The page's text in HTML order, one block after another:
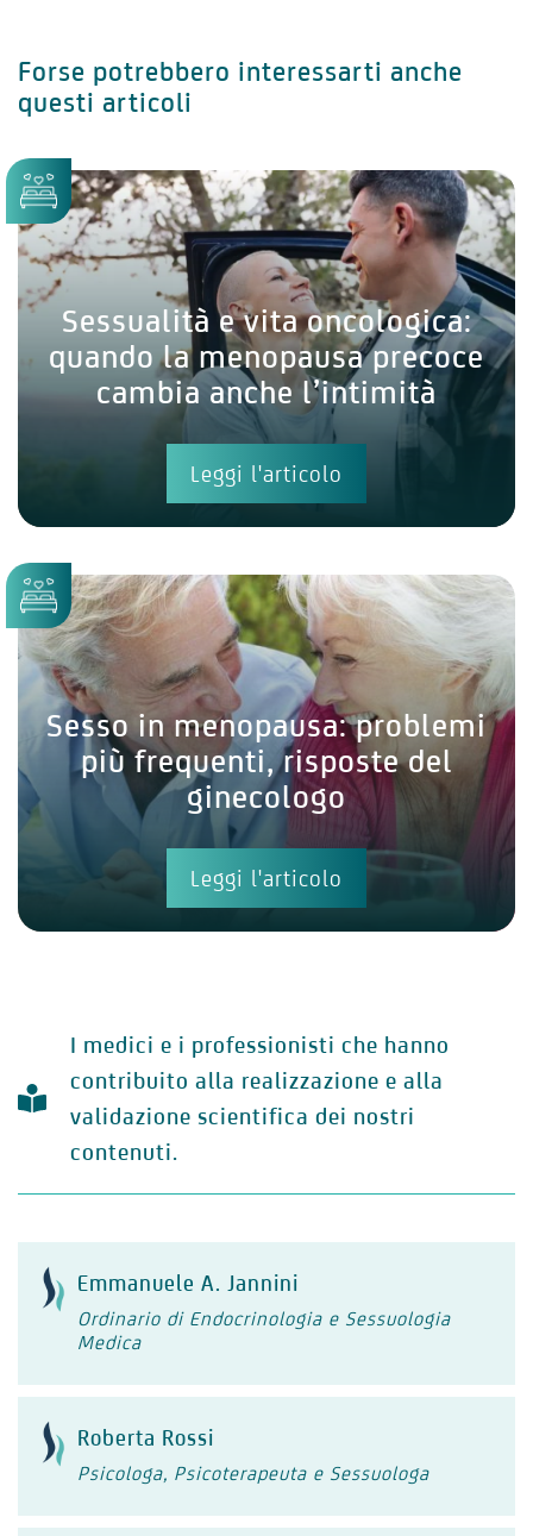
Forse potrebbero interessarti anche
questi articoli
Sessualità e vita oncologica:
quando la menopausa precoce
cambia anche l’intimità
Leggi l'articolo
Sesso in menopausa: problemi
più frequenti, risposte del
ginecologo
Leggi l'articolo
I medici e i professionisti che hanno
contribuito alla realizzazione e alla
validazione scientifica dei nostri
contenuti.
Emmanuele A. Jannini
Ordinario di Endocrinologia e Sessuologia
Medica
Roberta Rossi
Psicologa, Psicoterapeuta e Sessuologa